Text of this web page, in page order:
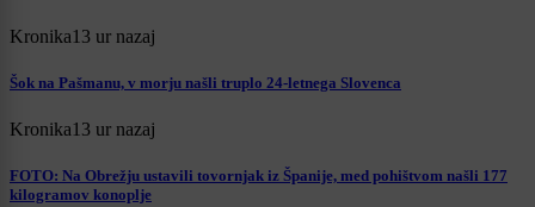
Kronika13 ur nazaj
Šok na Pašmanu, v morju našli truplo 24-letnega Slovenca
Kronika13 ur nazaj
FOTO: Na Obrežju ustavili tovornjak iz Španije, med pohištvom našli 177
kilogramov konoplje